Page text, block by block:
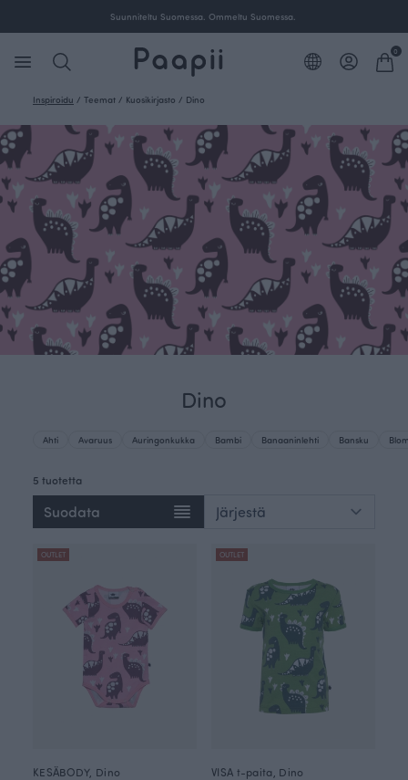
Suunniteltu Suomessa. Ommeltu Suomessa.
0
Inspiroidu / Teemat / Kuosikirjasto / Dino
Dino
Ahti Avaruus Auringonkukka Bambi Banaaninlehti Bansku
5 tuotetta
Suodata
OUTLET
KESÄBODY, Dino
OUTLET
VISA t-paita, Dino